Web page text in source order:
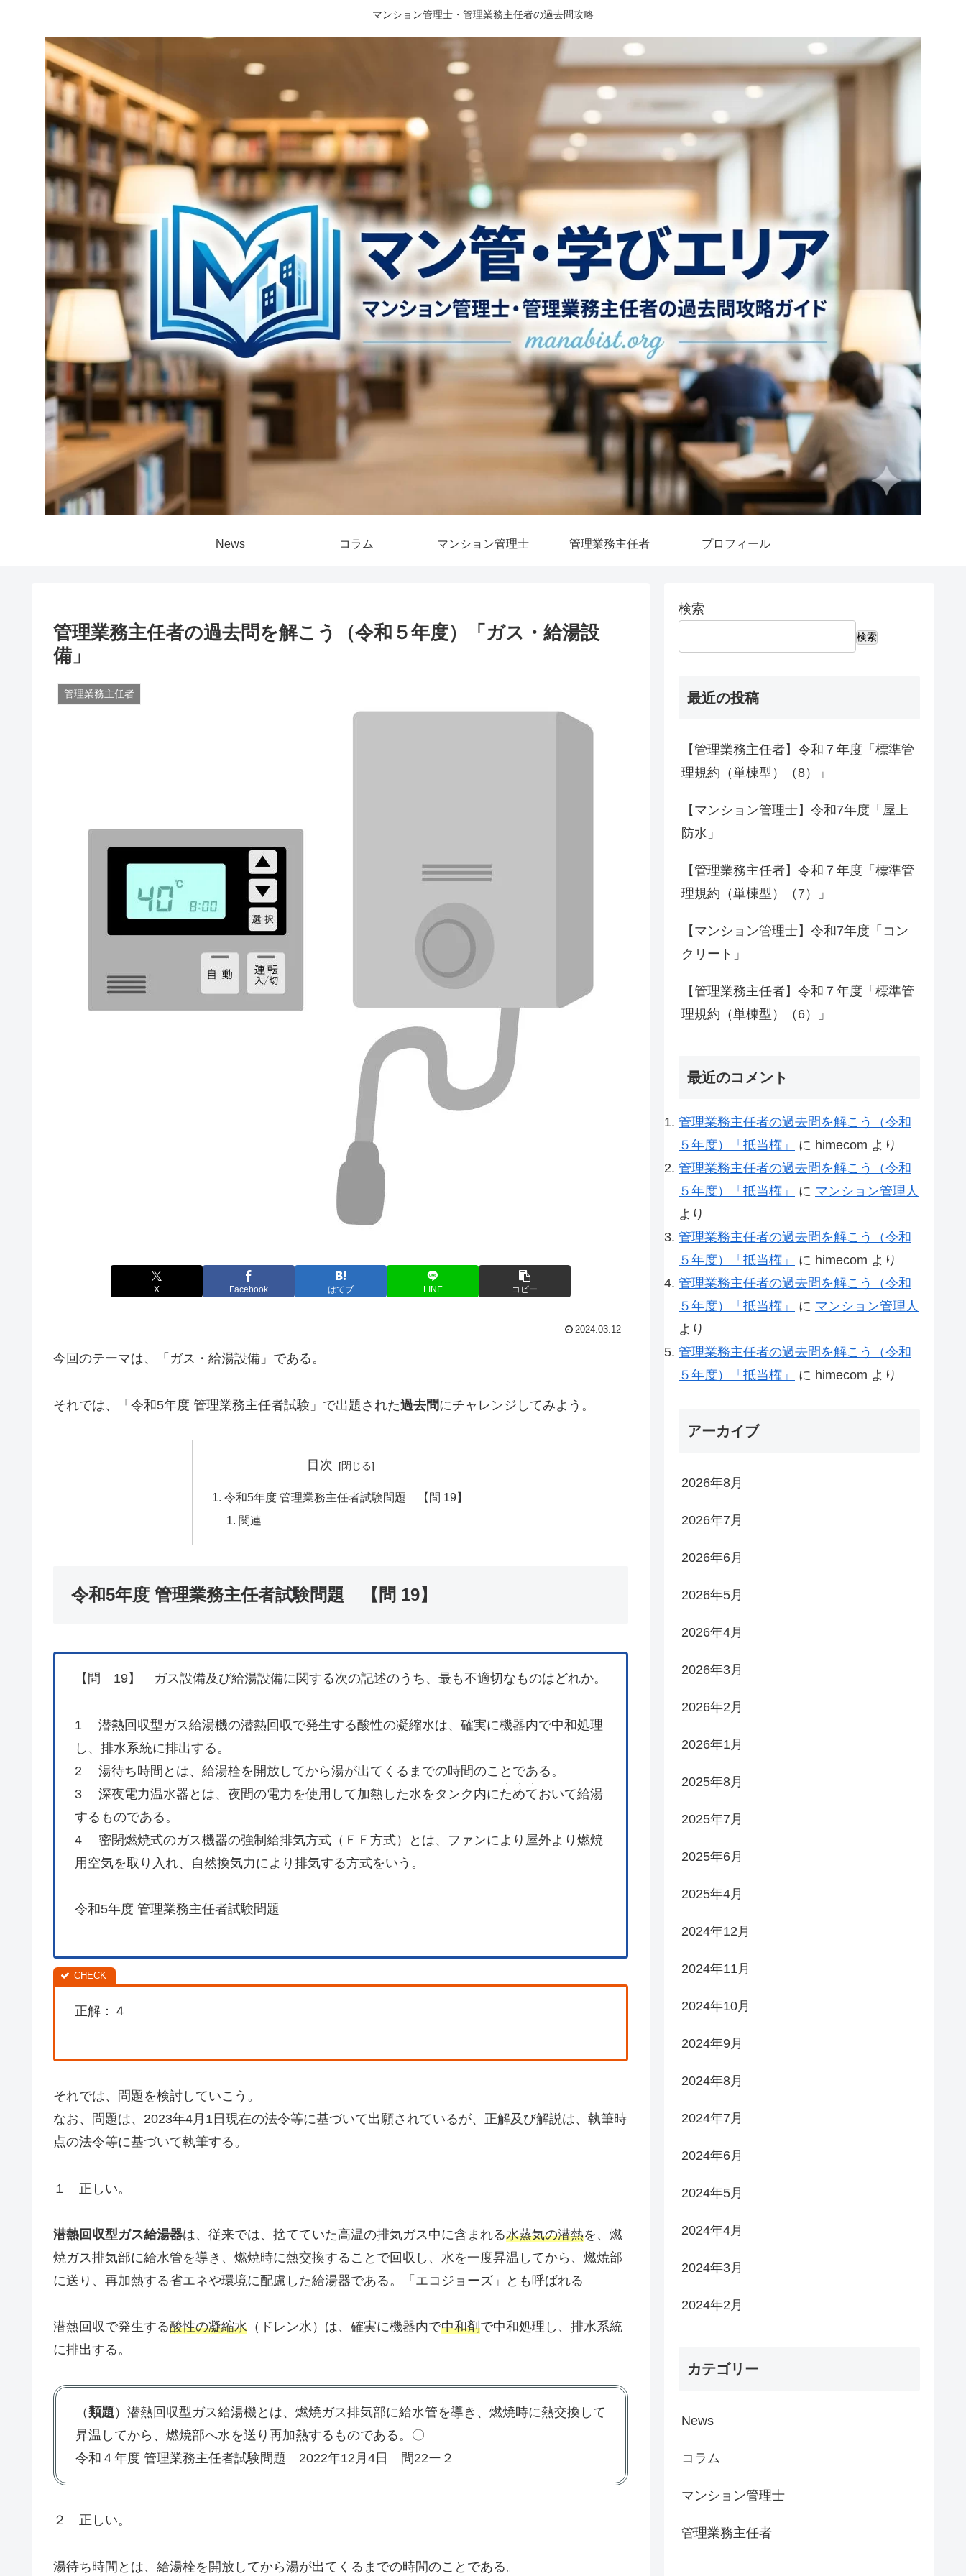
マンション管理士・管理業務主任者の過去問攻略
News コラム マンション管理士 管理業務主任者 プロフィール
管理業務主任者の過去問を解こう（令和５年度）「ガス・給湯設
備」
管理業務主任者
X Facebook はてブ LINE コピー
2024.03.12
今回のテーマは、「ガス・給湯設備」である。
それでは、「令和5年度 管理業務主任者試験」で出題された過去問にチャレンジしてみよう。
目次
令和5年度 管理業務主任者試験問題 【問 19】
関連
令和5年度 管理業務主任者試験問題 【問 19】
【問 19】 ガス設備及び給湯設備に関する次の記述のうち、最も不適切なものはどれか。
1 潜熱回収型ガス給湯機の潜熱回収で発生する酸性の凝縮水は、確実に機器内で中和処理
し、排水系統に排出する。
2 湯待ち時間とは、給湯栓を開放してから湯が出てくるまでの時間のことである。
3 深夜電力温水器とは、夜間の電力を使用して加熱した水をタンク内にためて
・・・
おいて給湯
するものである。
4 密閉燃焼式のガス機器の強制給排気方式（ＦＦ方式）とは、ファンにより屋外より燃焼
用空気を取り入れ、自然換気力により排気する方式をいう。
令和5年度 管理業務主任者試験問題
正解：４
それでは、問題を検討していこう。
なお、問題は、2023年4月1日現在の法令等に基づいて出願されているが、正解及び解説は、執筆時
点の法令等に基づいて執筆する。
１ 正しい。
潜熱回収型ガス給湯器は、従来では、捨てていた高温の排気ガス中に含まれる水蒸気の潜熱を、燃
焼ガス排気部に給水管を導き、燃焼時に熱交換することで回収し、水を一度昇温してから、燃焼部
に送り、再加熱する省エネや環境に配慮した給湯器である。「エコジョーズ」とも呼ばれる
潜熱回収で発生する酸性の凝縮水 （ドレン水）は、確実に機器内で中和剤で中和処理し、排水系統
に排出する。
（類題 ）潜熱回収型ガス給湯機とは、燃焼ガス排気部に給水管を導き、燃焼時に熱交換して
昇温してから、燃焼部へ水を送り再加熱するものである。〇
令和４年度 管理業務主任者試験問題 2022年12月4日 問22ー２
２ 正しい。
湯待ち時間とは、給湯栓を開放してから湯が出てくるまでの時間のことである。
検索
検索
最近の投稿
【管理業務主任者】令和７年度「標準管
理規約（単棟型）（8）」
【マンション管理士】令和7年度「屋上
防水」
【管理業務主任者】令和７年度「標準管
理規約（単棟型）（7）」
【マンション管理士】令和7年度「コン
クリート」
【管理業務主任者】令和７年度「標準管
理規約（単棟型）（6）」
最近のコメント
管理業務主任者の過去問を解こう（令和
５年度）「抵当権」
に himecom より
管理業務主任者の過去問を解こう（令和
５年度）「抵当権」
に マンション管理人
より
管理業務主任者の過去問を解こう（令和
５年度）「抵当権」
に himecom より
管理業務主任者の過去問を解こう（令和
５年度）「抵当権」
に マンション管理人
より
管理業務主任者の過去問を解こう（令和
５年度）「抵当権」
に himecom より
アーカイブ
2026年8月
2026年7月
2026年6月
2026年5月
2026年4月
2026年3月
2026年2月
2026年1月
2025年8月
2025年7月
2025年6月
2025年4月
2024年12月
2024年11月
2024年10月
2024年9月
2024年8月
2024年7月
2024年6月
2024年5月
2024年4月
2024年3月
2024年2月
カテゴリー
News
コラム
マンション管理士
管理業務主任者